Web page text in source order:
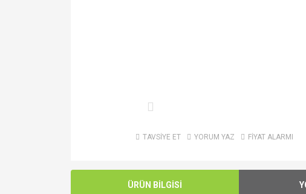
TAVSİYE ET YORUM YAZ FİYAT ALARMI
ÜRÜN BİLGİSİ